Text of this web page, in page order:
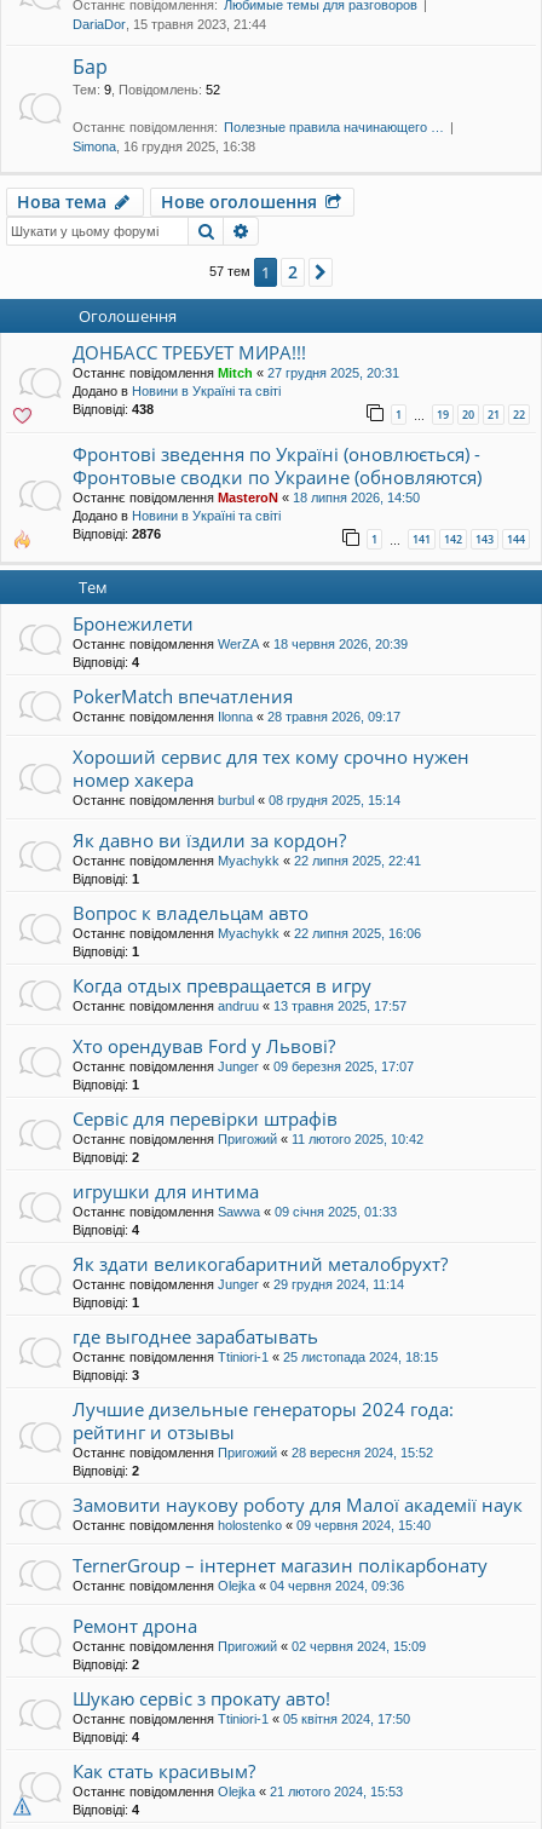
уп
Останнє повідомлення: Любимые темы для разговоров
DariaDor , 15 травня 2023, 21:44
Бар
Тем: 9 Повідомлень: 52
Останнє повідомлення: Полезные правила начинающего …
Simona , 16 грудня 2025, 16:38
Нова тема
Нове оголошення
Пошук
57 тем 1 2
Оголошення
ДОНБАСС ТРЕБУЕТ МИРА!!!
Останнє повідомлення Mitch « 27 грудня 2025, 20:31
Додано в Новини в Україні та світі
Відповіді: 438 1 19 20 21 22
Фронтові зведення по Україні (оновлюється) -
Фронтовые сводки по Украине (обновляются)
Останнє повідомлення MasteroN « 18 липня 2026, 14:50
Додано в Новини в Україні та світі
Відповіді: 2876 1 141 142 143 144
Тем
Бронежилети
Останнє повідомлення WerZA « 18 червня 2026, 20:39
Відповіді: 4
PokerMatch впечатления
Останнє повідомлення Ilonna « 28 травня 2026, 09:17
Хороший сервис для тех кому срочно нужен
номер хакера
Останнє повідомлення burbul « 08 грудня 2025, 15:14
Як давно ви їздили за кордон?
Останнє повідомлення Myachykk « 22 липня 2025, 22:41
Відповіді: 1
Вопрос к владельцам авто
Останнє повідомлення Myachykk « 22 липня 2025, 16:06
Відповіді: 1
Когда отдых превращается в игру
Останнє повідомлення andruu « 13 травня 2025, 17:57
Хто орендував Ford у Львові?
Останнє повідомлення Junger « 09 березня 2025, 17:07
Відповіді: 1
Сервіс для перевірки штрафів
Останнє повідомлення Пригожий « 11 лютого 2025, 10:42
Відповіді: 2
игрушки для интима
Останнє повідомлення Sawwa « 09 січня 2025, 01:33
Відповіді: 4
Як здати великогабаритний металобрухт?
Останнє повідомлення Junger « 29 грудня 2024, 11:14
Відповіді: 1
где выгоднее зарабатывать
Останнє повідомлення Ttiniori-1 « 25 листопада 2024, 18:15
Відповіді: 3
Лучшие дизельные генераторы 2024 года:
рейтинг и отзывы
Останнє повідомлення Пригожий « 28 вересня 2024, 15:52
Відповіді: 2
Замовити наукову роботу для Малої академії наук
Останнє повідомлення holostenko « 09 червня 2024, 15:40
TernerGroup – інтернет магазин полікарбонату
Останнє повідомлення Olejka « 04 червня 2024, 09:36
Ремонт дрона
Останнє повідомлення Пригожий « 02 червня 2024, 15:09
Відповіді: 2
Шукаю сервіс з прокату авто!
Останнє повідомлення Ttiniori-1 « 05 квітня 2024, 17:50
Відповіді: 4
Как стать красивым?
Останнє повідомлення Olejka « 21 лютого 2024, 15:53
Відповіді: 4